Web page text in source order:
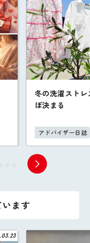
冬の洗濯スト
ぼ決まる
アドバイザー日誌
います